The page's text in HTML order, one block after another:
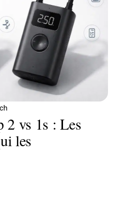
vs 1s : Les
les